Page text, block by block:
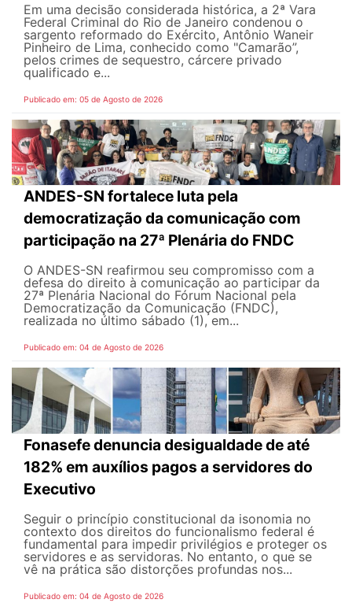
Em uma decisão considerada histórica, a 2ª Vara
Federal Criminal do Rio de Janeiro condenou o
sargento reformado do Exército, Antônio Waneir
Pinheiro de Lima, conhecido como "Camarão”,
pelos crimes de sequestro, cárcere privado
qualificado e...
Publicado em: 05 de Agosto de 2026
ANDES-SN fortalece luta pela
democratização da comunicação com
participação na 27ª Plenária do FNDC
O ANDES-SN reafirmou seu compromisso com a
defesa do direito à comunicação ao participar da
27ª Plenária Nacional do Fórum Nacional pela
Democratização da Comunicação (FNDC),
realizada no último sábado (1), em...
Publicado em: 04 de Agosto de 2026
Fonasefe denuncia desigualdade de até
182% em auxílios pagos a servidores do
Executivo
Seguir o princípio constitucional da isonomia no
contexto dos direitos do funcionalismo federal é
fundamental para impedir privilégios e proteger os
servidores e as servidoras. No entanto, o que se
vê na prática são distorções profundas nos...
Publicado em: 04 de Agosto de 2026